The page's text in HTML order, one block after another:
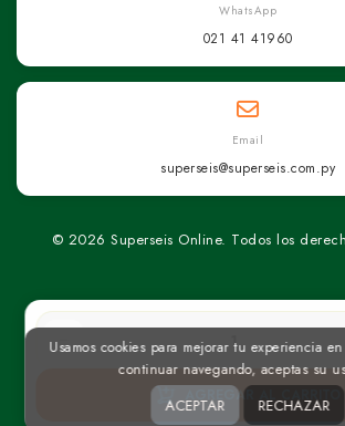
AGREGAR AL CARRITO
WhatsApp
021 41 41960
Email
superseis@superseis.com.py
© 2026 Superseis Online. Todos los
Usamos cookies para mejorar tu experiencia
continuar navegando, aceptas su
ACEPTAR RECHAZAR